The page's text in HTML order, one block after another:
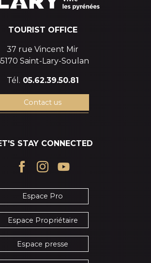
TOURIST OFFICE
37 rue Vincent Mir
Saint-Lary-Soulan
Tél. 05.62.39.50.81
Contact us
STAY CONNECTED
Espace Pro
Espace Propriétaire
Espace presse